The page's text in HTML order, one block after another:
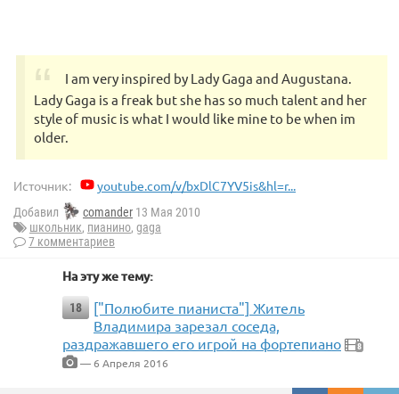
I am very inspired by Lady Gaga and Augustana.
Lady Gaga is a freak but she has so much talent and her
style of music is what I would like mine to be when im
older.
Источник: youtube.com/v/bxDlC7YV5is&hl=r...
Добавил comander 13 Мая 2010
школьник, пианино, gaga
7 комментариев
На эту же тему:
18
["Полюбите пианиста"] Житель
Владимира зарезал соседа,
раздражавшего его игрой на фортепиано
8
— 6 Апреля 2016